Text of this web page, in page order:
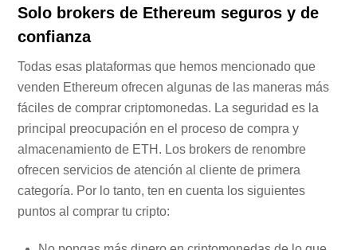
Solo brokers de Ethereum seguros y de
confianza
Todas esas plataformas que hemos mencionado que
venden Ethereum ofrecen algunas de las maneras más
fáciles de comprar criptomonedas. La seguridad es la
principal preocupación en el proceso de compra y
almacenamiento de ETH. Los brokers de renombre
ofrecen servicios de atención al cliente de primera
categoría. Por lo tanto, ten en cuenta los siguientes
puntos al comprar tu cripto: